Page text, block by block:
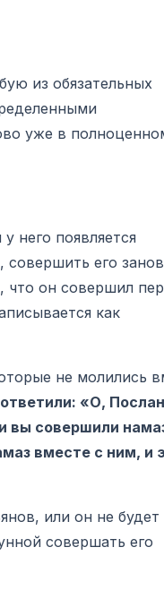
из обязательных
уже в
него появляется
совершить его
что он совершил
как
«О,
вы совершили
вместе с ним, и
или он не будет
совершать его